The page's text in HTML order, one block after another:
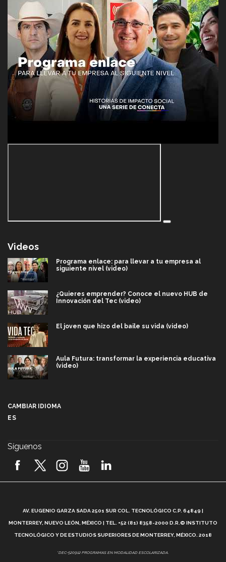
Videos
Programa enlace: para llevar a tu empresa al
siguiente nivel (video)
¿Quieres emprender? Conoce el nuevo HUB de
Innovación del Tec (video)
El joven que hizo del baile su vida (video)
Aula Futura: transformar la experiencia educativa
(video)
2026! (video)
¿Cómo es el Modelo Educativo Tec? (video)
Vida Tec: Feminismo e Inteligencia Artificial, Paola
CAMBIAR IDIOMA
ES
Síguenos
AV. EUGENIO GARZA SADA 2501 SUR COL. TECNOLÓGICO C.P. 64849 |
MONTERREY, NUEVO LEÓN, MÉXICO | TEL. +52 (81) 8358-2000 D.R.© INSTITUTO
TECNOLÓGICO Y DE ESTUDIOS SUPERIORES DE MONTERREY, MÉXICO. 2018
*DEC-520912 PROGRAMAS EN MODALIDAD ESCOLARIZADA.